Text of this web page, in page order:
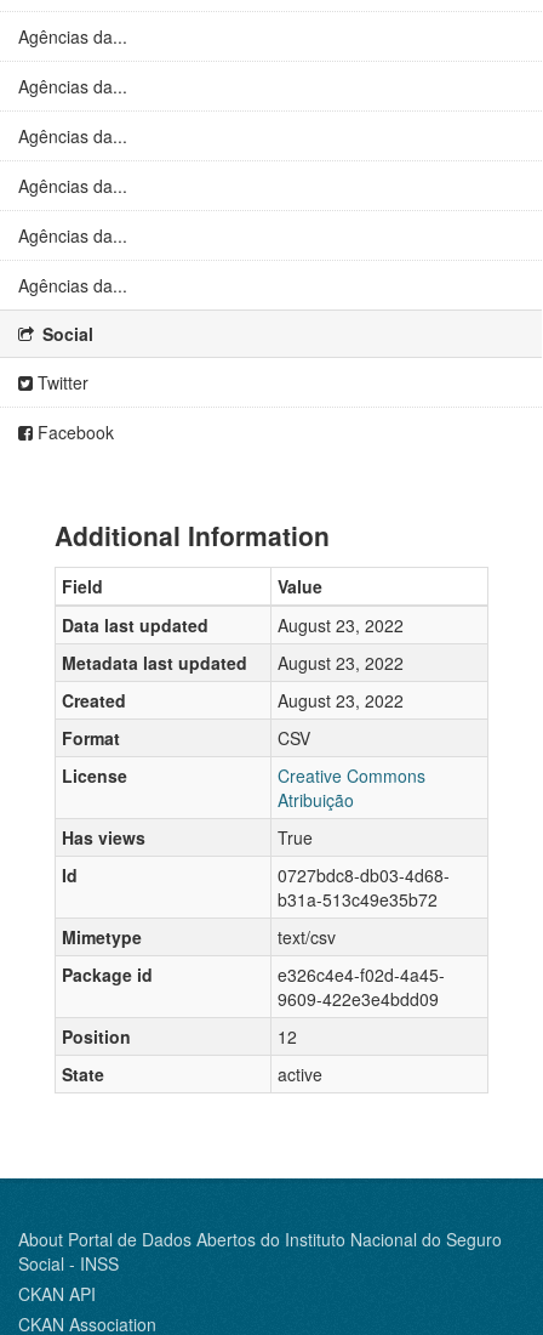
Agências da...
Agências da...
Agências da...
Agências da...
Agências da...
Agências da...
Social
Twitter
Facebook
Additional Information
Field
Value
Data last updated
August 23, 2022
Metadata last updated
August 23, 2022
Created
August 23, 2022
Format
CSV
License
Creative Commons
Atribuição
Has views
True
Id
0727bdc8-db03-4d68-
b31a-513c49e35b72
Mimetype
text/csv
Package id
e326c4e4-f02d-4a45-
9609-422e3e4bdd09
Position
12
State
active
About Portal de Dados Abertos do Instituto Nacional do Seguro
Social - INSS
CKAN API
CKAN Association